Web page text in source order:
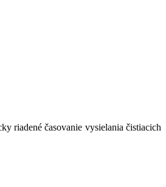
riadené časovanie vysielania čistiacich